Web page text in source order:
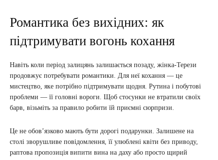
Романтика без вихідних: як
підтримувати вогонь кохання
Навіть коли період залицянь залишається позаду, жінка-Терези
продовжує потребувати романтики. Для неї кохання — це
мистецтво, яке потрібно підтримувати щодня. Рутина і побутові
проблеми — її головні вороги. Щоб стосунки не втратили своїх
барв, візьміть за правило робити їй приємні сюрпризи.
Це не обов’язково мають бути дорогі подарунки. Залишене на
столі зворушливе повідомлення, її улюблені квіти без приводу,
раптова пропозиція випити вина на даху або просто щирий